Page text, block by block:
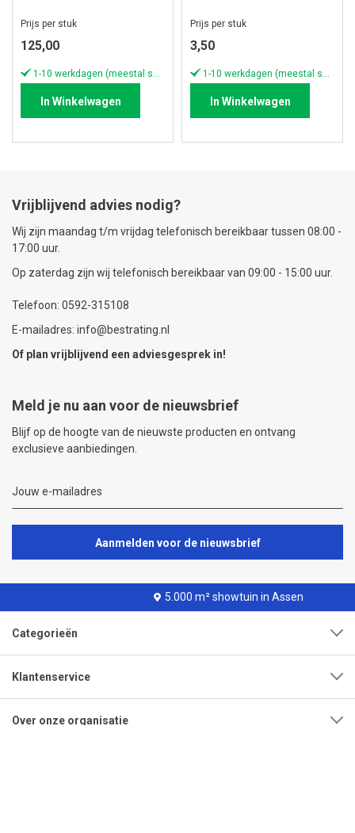
Prijs per stuk
125,00
In Winkelwagen
Prijs per stuk
3,50
In Winkelwagen
Vrijblijvend advies nodig?
Wij zijn maandag t/m vrijdag telefonisch bereikbaar tussen 08:00 -
17:00 uur.
Op zaterdag zijn wij telefonisch bereikbaar van 09:00 - 15:00 uur.
Telefoon: 0592-315108
E-mailadres: info@bestrating.nl
Of plan vrijblijvend een adviesgesprek in!
Meld je nu aan voor de nieuwsbrief
Blijf op de hoogte van de nieuwste producten en ontvang
exclusieve aanbiedingen.
Aanmelden voor de nieuwsbrief
5.000 m² showtuin in Assen
Categorieën
Klantenservice
Over onze organisatie